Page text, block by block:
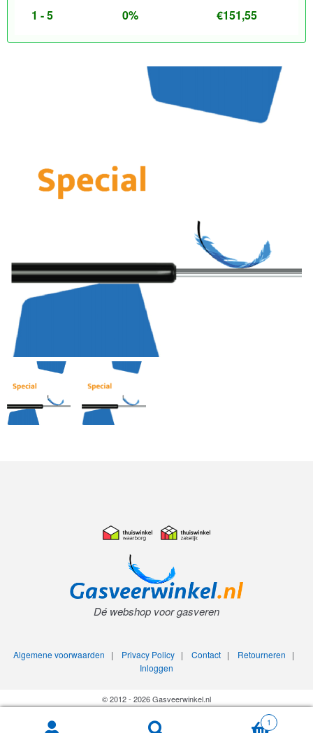
1 - 5 0% €151,55
1
Dé webshop voor gasveren
Algemene voorwaarden | Privacy Policy| Contact| Retourneren |
Inloggen
© 2012 - 2026 Gasveerwinkel.nl